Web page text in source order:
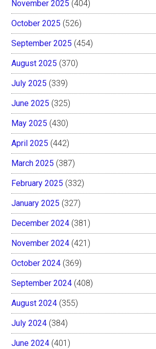
November 2025 (404)
October 2025 (526)
September 2025 (454)
August 2025 (370)
July 2025 (339)
June 2025 (325)
May 2025 (430)
April 2025 (442)
March 2025 (387)
February 2025 (332)
January 2025 (327)
December 2024 (381)
November 2024 (421)
October 2024 (369)
September 2024 (408)
August 2024 (355)
July 2024 (384)
June 2024 (401)